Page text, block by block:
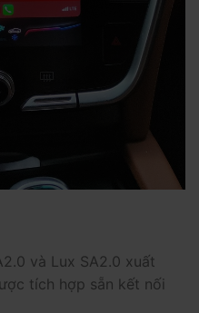
và Lux SA2.0 xuất
tích hợp sẵn kết nối